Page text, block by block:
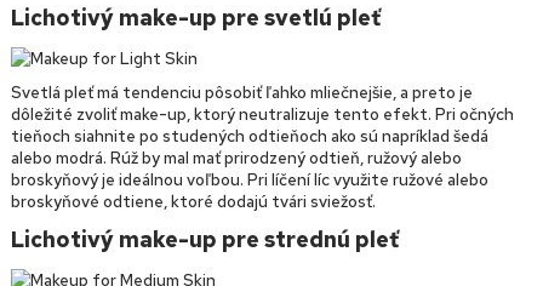
Lichotivý make-up pre svetlú pleť
Svetlá pleť má tendenciu pôsobiť ľahko mliečnejšie, a preto je
dôležité zvoliť make-up, ktorý neutralizuje tento efekt. Pri očných
tieňoch siahnite po studených odtieňoch ako sú napríklad šedá
alebo modrá. Rúž by mal mať prirodzený odtieň, ružový alebo
broskyňový je ideálnou voľbou. Pri líčení líc využite ružové alebo
broskyňové odtiene, ktoré dodajú tvári sviežosť.
Lichotivý make-up pre strednú pleť